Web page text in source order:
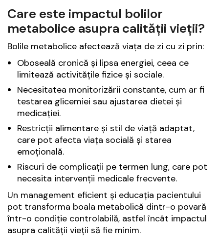
Care este impactul bolilor
metabolice asupra calității vieții?
Bolile metabolice afectează viața de zi cu zi prin:
Oboseală cronică și lipsa energiei, ceea ce
limitează activitățile fizice și sociale.
Necesitatea monitorizării constante, cum ar fi
testarea glicemiei sau ajustarea dietei și
medicației.
Restricții alimentare și stil de viață adaptat,
care pot afecta viața socială și starea
emoțională.
Riscuri de complicații pe termen lung, care pot
necesita intervenții medicale frecvente.
Un management eficient și educația pacientului
pot transforma boala metabolică dintr-o povară
într-o condiție controlabilă, astfel încât impactul
asupra calității vieții să fie minim.